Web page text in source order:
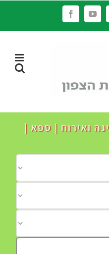
YouTube
Facebook
ואירוח | ספא |